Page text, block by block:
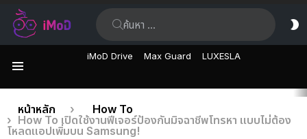
iMoD Drive Max Guard LUXESLA
เรื่อง
ล่าสุด
คุณอยู่ที่นี่:
หน้าหลัก
How To
How To เปิดใช้งานฟีเจอร์ป้องกันมิจฉาชีพโทรหา แบบไม่ต้อง
โหลดแอปเพิ่มบน Samsung!